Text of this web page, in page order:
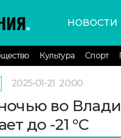
НОВОСТИ
Культура Спорт
2025-01-21 20:00
во
до -21 °С